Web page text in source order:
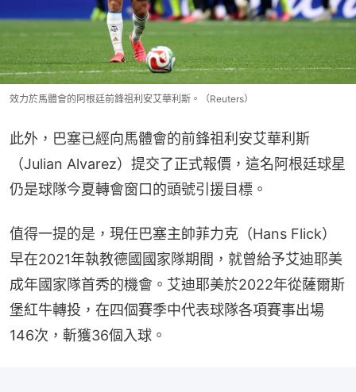
效力於馬體會的阿根廷前鋒祖利安艾華利斯。（Reuters）
此外，巴塞已經向馬體會的前鋒祖利安艾華利斯
（Julian Alvarez）提交了正式報價，這名阿根廷球星
仍是球隊今夏轉會窗口的頭號引援目標。
值得一提的是，現任巴塞主帥菲力克（Hans Flick）
早在2021年執教德國國家隊期間，就曾給予艾迪耶美
成年國家隊首秀的機會。艾迪耶美於2022年從薩爾斯
堡紅牛轉投，在四個賽季中代表球隊各項賽事出場
146次，斬獲36個入球。